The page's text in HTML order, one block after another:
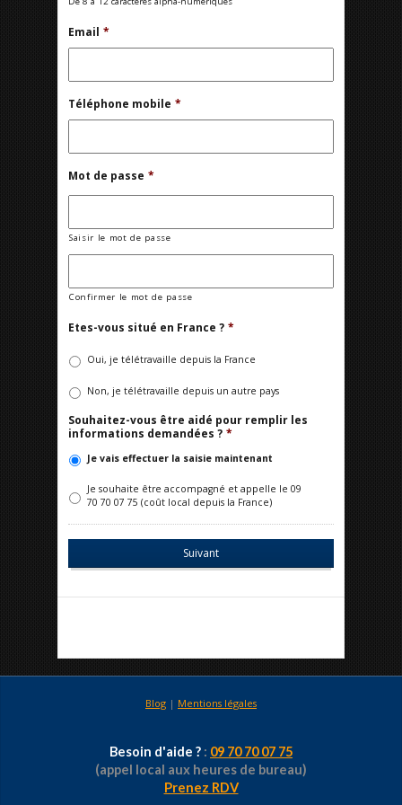
Email *
Téléphone mobile *
Mot de passe *
Saisir le mot de passe
Confirmer le mot de passe
Etes-vous situé en France ? *
Oui, je télétravaille depuis la France
Non, je télétravaille depuis un autre pays
Souhaitez-vous être aidé pour remplir les
informations demandées ? *
Je vais effectuer la saisie maintenant
Je souhaite être accompagné et appelle le 09
70 70 07 75 (coût local depuis la France)
Blog | Mentions légales
Besoin d'aide ? : 09 70 70 07 75
(appel local aux heures de bureau)
Prenez RDV